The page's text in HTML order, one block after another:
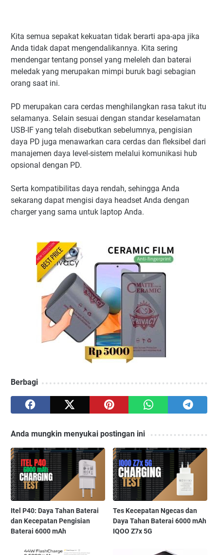
Kita semua sepakat kekuatan tidak berarti apa-apa jika
Anda tidak dapat mengendalikannya. Kita sering
mendengar tentang ponsel yang meleleh dan baterai
meledak yang merupakan mimpi buruk bagi sebagian
orang saat ini.
PD merupakan cara cerdas menghilangkan rasa takut itu
selamanya. Selain sesuai dengan standar keselamatan
USB-IF yang telah disebutkan sebelumnya, pengisian
daya PD juga menawarkan cara cerdas dan fleksibel dari
manajemen daya level-sistem melalui komunikasi hub
opsional dengan PD.
Serta kompatibilitas daya rendah, sehingga Anda
sekarang dapat mengisi daya headset Anda dengan
charger yang sama untuk laptop Anda.
Berbagi
Anda mungkin menyukai postingan ini
Itel P40: Daya Tahan Baterai
dan Kecepatan Pengisian
Baterai 6000 mAh
Tes Kecepatan Ngecas dan
Daya Tahan Baterai 6000 mAh
IQOO Z7x 5G